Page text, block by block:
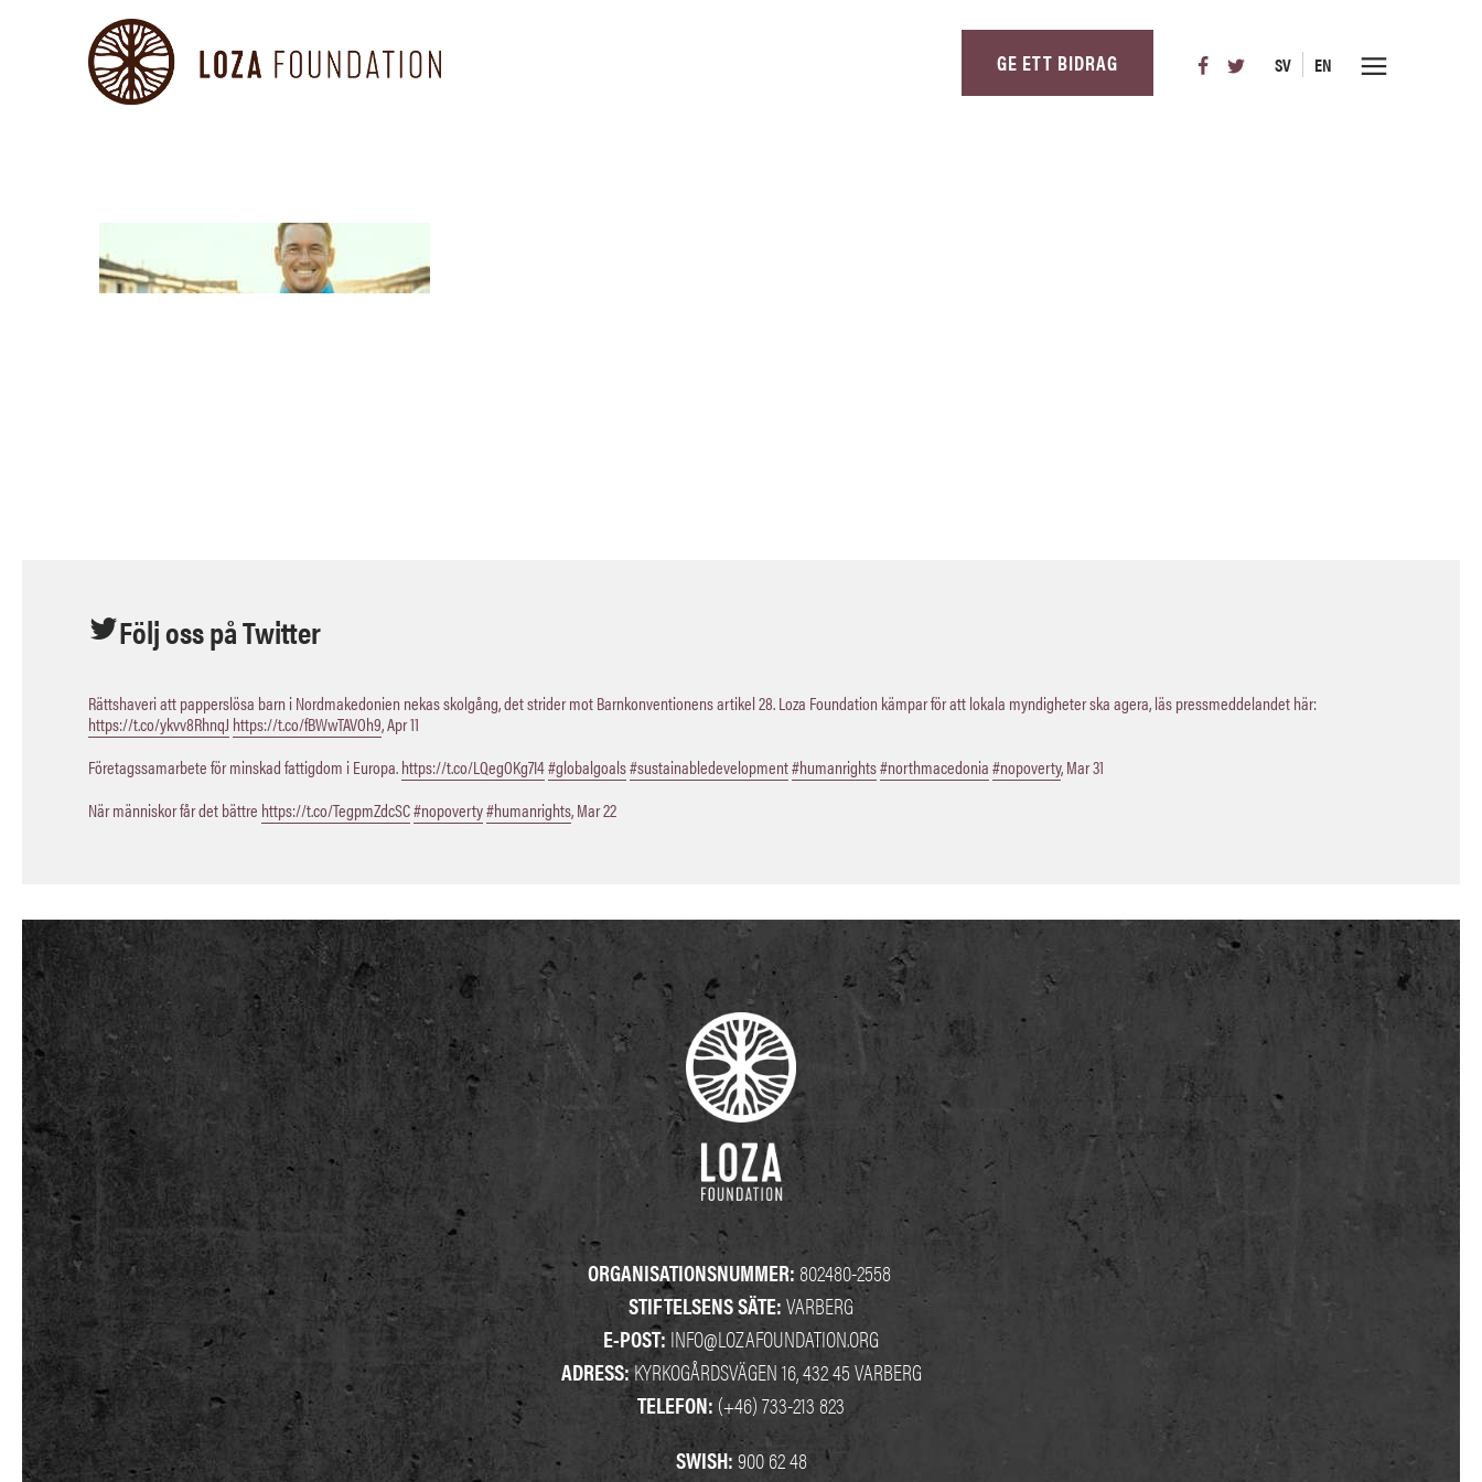
GE ETT BIDRAG SV EN
Följ oss på Twitter
Rättshaveri att papperslösa barn i Nordmakedonien nekas skolgång, det strider mot Barnkonventionens artikel 28. Loza Foundation kämpar för att lokala myndigheter ska agera, läs pressmeddelandet här:
https://t.co/ykvv8RhnqJ https://t.co/fBWwTAVOh9,Apr 11
Företagssamarbete för minskad fattigdom i Europa.https://t.co/LQegOKg7I4#globalgoals#sustainabledevelopment#humanrights#northmacedonia#nopoverty,Mar 31
När människor får det bättre https://t.co/TegpmZdcSC#nopoverty#humanrights,Mar 22
ORGANISATIONSNUMMER: 802480-2558
STIFTELSENS SÄTE:VARBERG
E-POST: INFO@LOZAFOUNDATION.ORG
ADRESS:KYRKOGÅRDSVÄGEN 16, 432 45 VARBERG
TELEFON:(+46) 733-213 823
SWISH:900 62 48